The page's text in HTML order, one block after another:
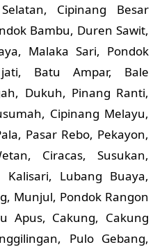
Cipinang Besar
Bambu, Duren Sawit,
Malaka Sari, Pondok
Batu Ampar, Bale
Dukuh, Pinang Ranti,
Cipinang Melayu,
Pasar Rebo, Pekayon,
Ciracas, Susukan,
Lubang Buaya,
Munjul, Pondok Rangon
Apus, Cakung, Cakung
Pulo Gebang,